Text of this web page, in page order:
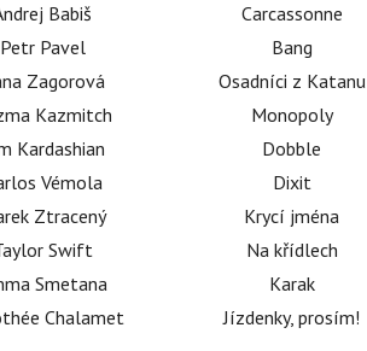
Babiš
Petr Pavel
Zagorová
Kazmitch
Kardashian
Vémola
Ztracený
Swift
Smetana
Chalamet
Carcassonne
Bang
Osadníci z Katanu
Monopoly
Dobble
Dixit
Krycí jména
Na křídlech
Karak
Jízdenky, prosím!